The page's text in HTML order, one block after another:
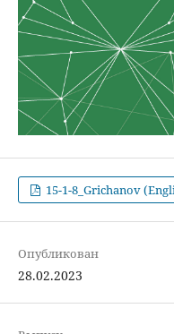
15-1-8_Grichanov
Опубликован
28.02.2023